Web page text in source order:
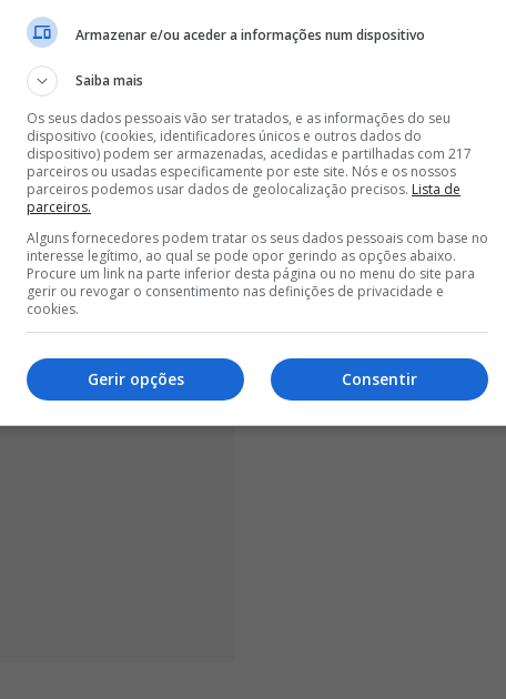
Armazenar e/ou aceder a informações num dispositivo
Saiba mais
Os seus dados pessoais vão ser tratados, e as informações do seu
dispositivo (cookies, identificadores únicos e outros dados do
dispositivo) podem ser armazenadas, acedidas e partilhadas com 217
parceiros ou usadas especificamente por este site. Nós e os nossos
parceiros podemos usar dados de geolocalização precisos. Lista de
parceiros.
Alguns fornecedores podem tratar os seus dados pessoais com base no
interesse legítimo, ao qual se pode opor gerindo as opções abaixo.
Procure um link na parte inferior desta página ou no menu do site para
gerir ou revogar o consentimento nas definições de privacidade e
cookies.
Consentir
Gerir opções